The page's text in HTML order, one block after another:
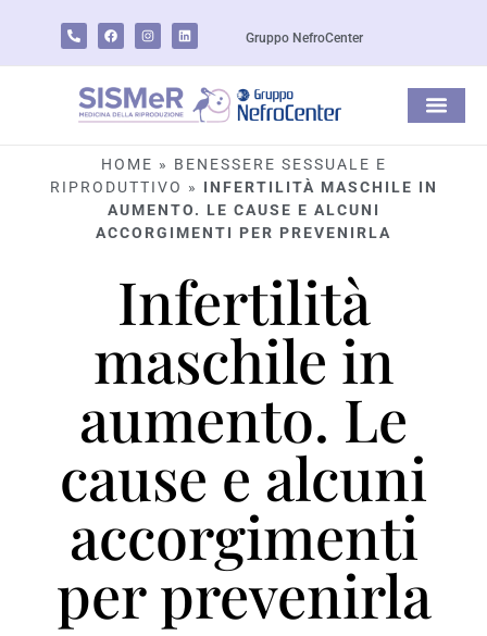
Gruppo NefroCenter
HOME » BENESSERE SESSUALE E
RIPRODUTTIVO » INFERTILITÀ MASCHILE IN
AUMENTO. LE CAUSE E ALCUNI
ACCORGIMENTI PER PREVENIRLA
Infertilità
maschile in
aumento. Le
cause e alcuni
accorgimenti
per prevenirla